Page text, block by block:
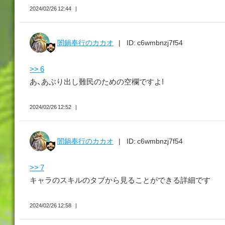
2024/02/26 12:44
闇鍋奉行のカカオ ID: c6wmbnzj7f54
>> 6
あ、あぶり出し難民のための空欄ですよ!
2024/02/26 12:52
闇鍋奉行のカカオ ID: c6wmbnzj7f54
>> 7
キャラのスキルのタブから見ることができる詳細です
2024/02/26 12:58